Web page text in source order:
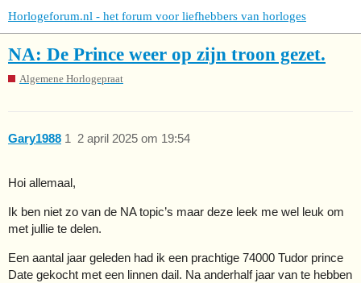
Horlogeforum.nl - het forum voor liefhebbers van horloges
NA: De Prince weer op zijn troon gezet.
Algemene Horlogepraat
Gary1988 2 april 2025 om 19:54
1
Hoi allemaal,
Ik ben niet zo van de NA topic’s maar deze leek me wel leuk om
met jullie te delen.
Een aantal jaar geleden had ik een prachtige 74000 Tudor prince
Date gekocht met een linnen dail. Na anderhalf jaar van te hebben